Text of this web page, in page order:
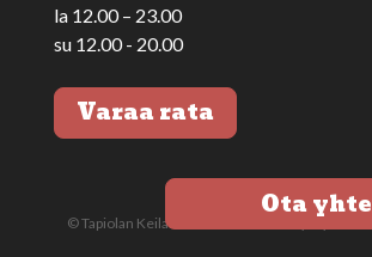
la 12.00 – 23.00
su 12.00 - 20.00
Varaa rata
© Tapiolan Keilahalli 2020 - Kotisivut
Ota